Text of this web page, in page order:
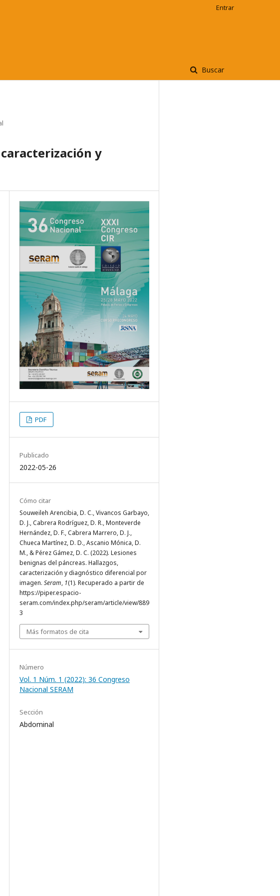
Buscar
Entrar
y
PDF
Publicado
2022-05-26
Cómo citar
Souweileh Arencibia, D. C., Vivancos Garbayo,
D. J., Cabrera Rodríguez, D. R., Monteverde
Hernández, D. F., Cabrera Marrero, D. J.,
Chueca Martínez, D. D., Ascanio Mónica, D.
M., & Pérez Gámez, D. C. (2022). Lesiones
benignas del páncreas. Hallazgos,
caracterización y diagnóstico diferencial por
imagen. Seram, 1(1). Recuperado a partir de
https://piper.espacio-
seram.com/index.php/seram/article/view/889
3
Más formatos de cita
Número
Vol. 1 Núm. 1 (2022): 36 Congreso
Nacional SERAM
Sección
Abdominal